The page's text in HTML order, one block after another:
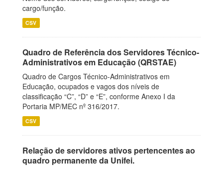
cargo/função.
CSV
Quadro de Referência dos Servidores Técnico-
Administrativos em Educação (QRSTAE)
Quadro de Cargos Técnico-Administrativos em
Educação, ocupados e vagos dos níveis de
classificação “C”, “D” e “E”, conforme Anexo I da
Portaria MP/MEC nº 316/2017.
CSV
Relação de servidores ativos pertencentes ao
quadro permanente da Unifei.